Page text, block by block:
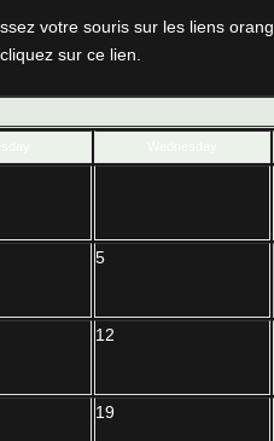
votre souris sur les liens
sur ce lien.
5
12
19